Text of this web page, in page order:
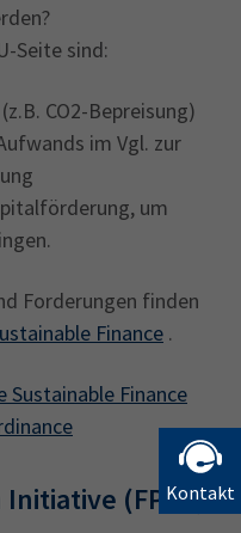
Kontakt
Seite sind:
CO2-Bepreisung)
im Vgl. zur
um
Forderungen finden
Finance .
Finance
(FPMI)